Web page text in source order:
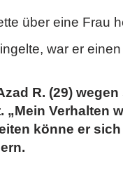
über eine Frau
war er
R. (29)
Verhalten
könne er